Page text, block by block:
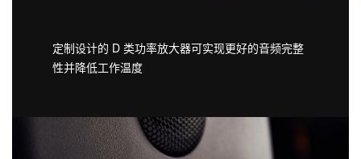
定制设计的 D 类功率放大器可实现更好的音频完整
性并降低工作温度